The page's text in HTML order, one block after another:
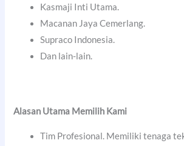
Kasmaji Inti Utama.
Macanan Jaya Cemerlang.
Supraco Indonesia.
Dan lain-lain.
Alasan Utama Memilih Kami
Tim Profesional. Memiliki tenaga